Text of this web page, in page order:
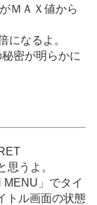
ＭＡＸ値から
になるよ。
密が明らかに
うよ。
」でタイ
トル画面の状態